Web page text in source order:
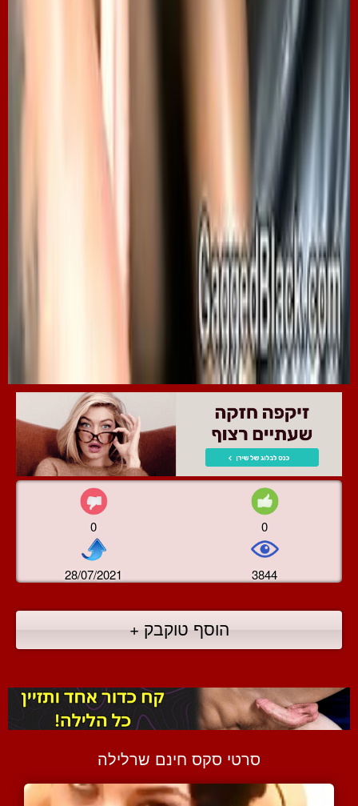
0 0
28/07/2021 3844
הוסף טוקבק +
סרטי סקס חינם שרלילה